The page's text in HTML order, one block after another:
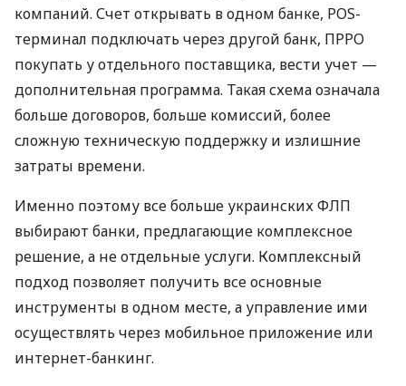
компаний. Счет открывать в одном банке, POS-
терминал подключать через другой банк, ПРРО
покупать у отдельного поставщика, вести учет —
дополнительная программа. Такая схема означала
больше договоров, больше комиссий, более
сложную техническую поддержку и излишние
затраты времени.
Именно поэтому все больше украинских ФЛП
выбирают банки, предлагающие комплексное
решение, а не отдельные услуги. Комплексный
подход позволяет получить все основные
инструменты в одном месте, а управление ими
осуществлять через мобильное приложение или
интернет-банкинг.